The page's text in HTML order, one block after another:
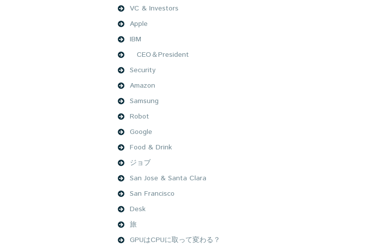
VC & Investors
Apple
IBM
CEO＆President
Security
Amazon
Samsung
Robot
Google
Food & Drink
ジョブ
San Jose & Santa Clara
San Francisco
Desk
旅
GPUはCPUに取って変わる？